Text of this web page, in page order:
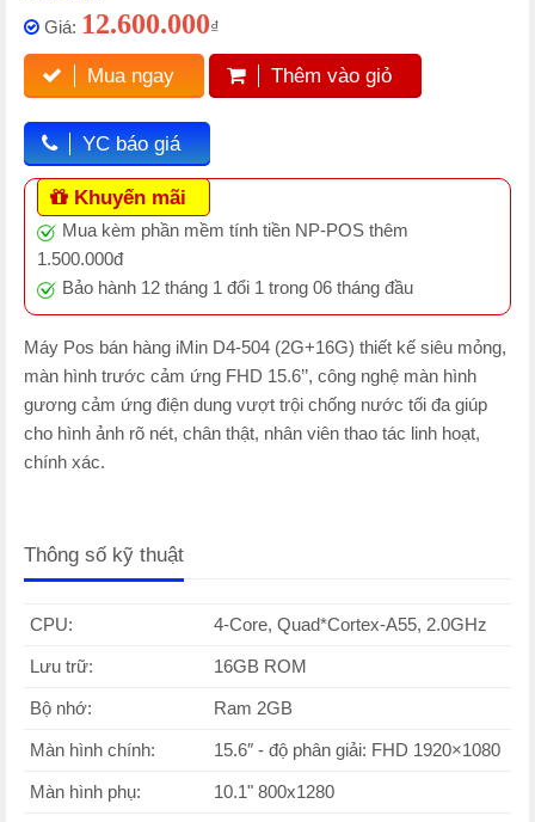
Giá: 12.600.000₫
Mua ngay Thêm vào giỏ
YC báo giá
Khuyến mãi
Mua kèm phần mềm tính tiền NP-POS thêm
1.500.000đ
Bảo hành 12 tháng 1 đổi 1 trong 06 tháng đầu
Máy Pos bán hàng iMin D4-504 (2G+16G) thiết kế siêu mỏng,
màn hình trước cảm ứng FHD 15.6’’, công nghệ màn hình
gương cảm ứng điện dung vượt trội chống nước tối đa giúp
cho hình ảnh rõ nét, chân thật, nhân viên thao tác linh hoạt,
chính xác.
Thông số kỹ thuật
CPU: 4-Core, Quad*Cortex-A55, 2.0GHz
Lưu trữ: 16GB ROM
Bộ nhớ: Ram 2GB
Màn hình chính: 15.6″ - độ phân giải: FHD 1920×1080
Màn hình phụ: 10.1" 800x1280